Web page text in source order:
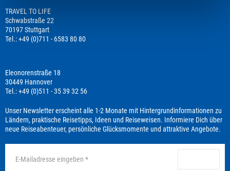
TRAVEL TO LIFE
Schwabstraße 22
70197 Stuttgart
Tel.: +49 (0)711 - 6583 80 80
Eleonorenstraße 18
30449 Hannover
Tel.: +49 (0)511 - 35 39 32 56
Unser Newsletter erscheint alle 1-2 Monate mit Hintergrundinformationen zu
Ländern, praktische Reisetipps, Ideen und Reiseweisen. Informiere Dich über
neue Reiseabenteuer, persönliche Glücksmomente und attraktive Angebote.